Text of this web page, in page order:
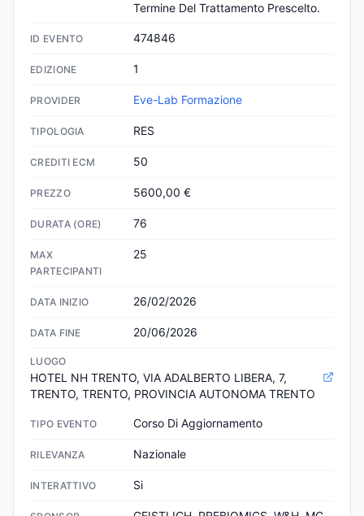
Termine Del Trattamento Prescelto.
ID EVENTO 474846
EDIZIONE 1
PROVIDER Eve-Lab Formazione
TIPOLOGIA RES
CREDITI ECM 50
PREZZO 5600,00 €
DURATA (ORE) 76
MAX
PARTECIPANTI
25
DATA INIZIO 26/02/2026
DATA FINE 20/06/2026
LUOGO
HOTEL NH TRENTO, VIA ADALBERTO LIBERA, 7,
TRENTO, TRENTO, PROVINCIA AUTONOMA TRENTO
TIPO EVENTO Corso Di Aggiornamento
RILEVANZA Nazionale
INTERATTIVO Si